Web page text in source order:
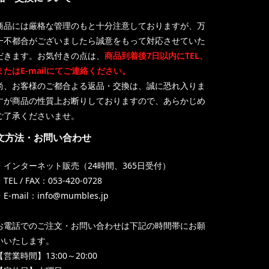
品には厳格な管理のもと十分注意しておりますが、万
不都合がございましたら誠意をもって対応させていた
きます。お気付きの点は、 商品到着後7日以内にTEL、
たはE-mailにてご連絡ください。
、お客様のご都合よる返品・交換は、誠に恐れ入りま
が商品の性質上お断りしておりますので、あらかじめ
了承くださいませ。
方法・お問い合わせ
インターネット販売（24時間、365日受付）
TEL / FAX：053-420-0728
E-mail：info@mumbles.jp
電話でのご注文・お問い合わせは下記の時間帯にお願
いたします。
【営業時間】13:00～20:00